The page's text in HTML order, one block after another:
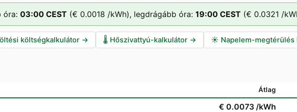
óra: 03:00 CEST (€ 0.0018 /kWh), legdrágább óra: 19:00 CEST (€ 0.0321 /
költségkalkulátor → 🌡️ Hőszivattyú-kalkulátor → ☀️ Napelem-megtérülés
Átlag
€ 0.0073 /kWh